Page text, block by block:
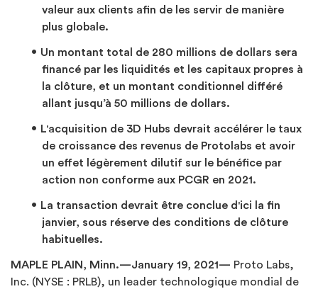
valeur aux clients afin de les servir de manière
plus globale.
Un montant total de 280 millions de dollars sera
financé par les liquidités et les capitaux propres à
la clôture, et un montant conditionnel différé
allant jusqu’à 50 millions de dollars.
L'acquisition de 3D Hubs devrait accélérer le taux
de croissance des revenus de Protolabs et avoir
un effet légèrement dilutif sur le bénéfice par
action non conforme aux PCGR en 2021.
La transaction devrait être conclue d'ici la fin
janvier, sous réserve des conditions de clôture
habituelles.
MAPLE PLAIN, Minn.—January 19, 2021— Proto Labs,
Inc. (NYSE : PRLB), un leader technologique mondial de